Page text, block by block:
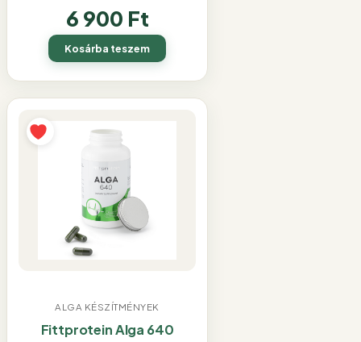
6 900 Ft
Kosárba teszem
ALGA KÉSZÍTMÉNYEK
Fittprotein Alga 640